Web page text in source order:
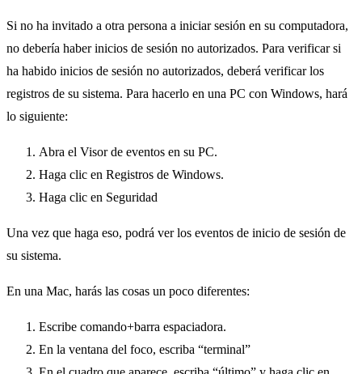
Si no ha invitado a otra persona a iniciar sesión en su computadora,
no debería haber inicios de sesión no autorizados. Para verificar si
ha habido inicios de sesión no autorizados, deberá verificar los
registros de su sistema. Para hacerlo en una PC con Windows, hará
lo siguiente:
Abra el Visor de eventos en su PC.
Haga clic en Registros de Windows.
Haga clic en Seguridad
Una vez que haga eso, podrá ver los eventos de inicio de sesión de
su sistema.
En una Mac, harás las cosas un poco diferentes:
Escribe comando+barra espaciadora.
En la ventana del foco, escriba “terminal”